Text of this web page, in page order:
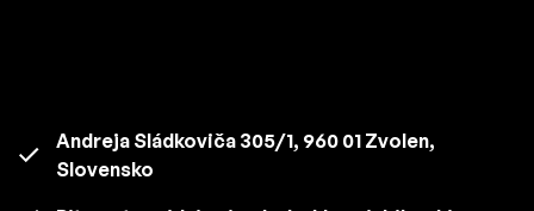
Andreja Sládkoviča 305/1, 960 01 Zvolen,
Slovensko